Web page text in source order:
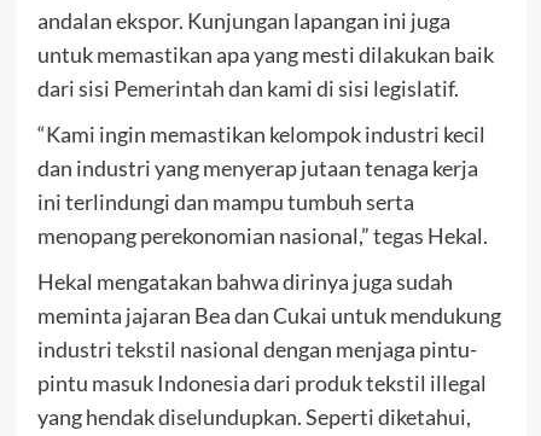
andalan ekspor. Kunjungan lapangan ini juga
untuk memastikan apa yang mesti dilakukan baik
dari sisi Pemerintah dan kami di sisi legislatif.
“Kami ingin memastikan kelompok industri kecil
dan industri yang menyerap jutaan tenaga kerja
ini terlindungi dan mampu tumbuh serta
menopang perekonomian nasional,” tegas Hekal.
Hekal mengatakan bahwa dirinya juga sudah
meminta jajaran Bea dan Cukai untuk mendukung
industri tekstil nasional dengan menjaga pintu-
pintu masuk Indonesia dari produk tekstil illegal
yang hendak diselundupkan. Seperti diketahui,